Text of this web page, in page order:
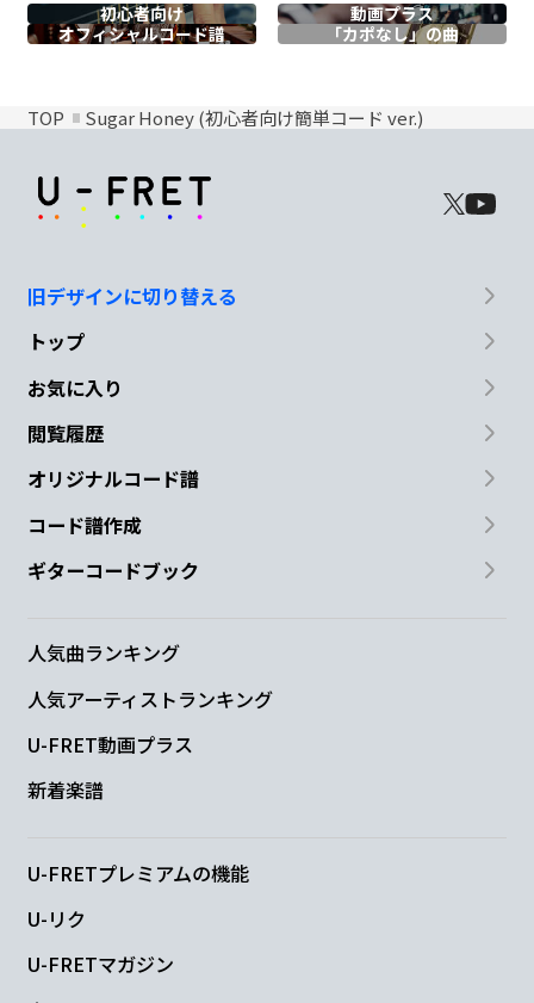
初心者向け
動画プラス
オフィシャルコード譜 「カポなし」の曲
TOP Sugar Honey (初心者向け簡単コード ver.)
旧デザインに切り替える
トップ
お気に入り
閲覧履歴
オリジナルコード譜
コード譜作成
ギターコードブック
人気曲ランキング
人気アーティストランキング
U-FRET動画プラス
新着楽譜
U-FRETプレミアムの機能
U-リク
U-FRETマガジン